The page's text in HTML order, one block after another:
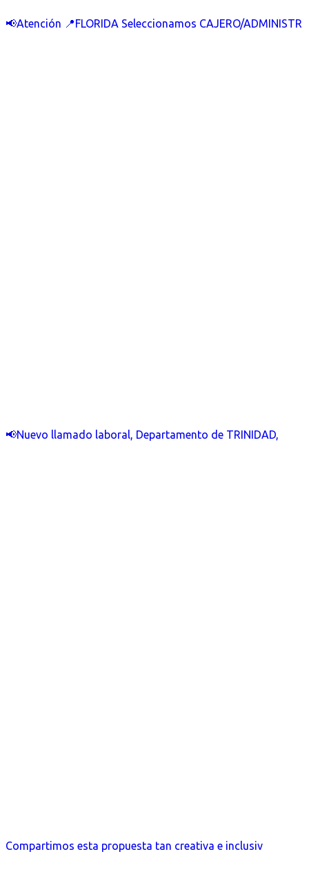
📢Atención 📍FLORIDA Seleccionamos CAJERO/ADMINISTR
📢Nuevo llamado laboral, Departamento de TRINIDAD,
Compartimos esta propuesta tan creativa e inclusiv